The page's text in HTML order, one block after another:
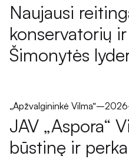
Naujausi
konservatorių
Šimonytės
„Apžvalgininkė Vilma“–
JAV „Aspora“
būstinę ir